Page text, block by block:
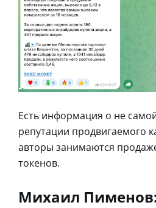
Есть информация о не
репутации продвигаемого
авторы занимаются
токенов.
Михаил